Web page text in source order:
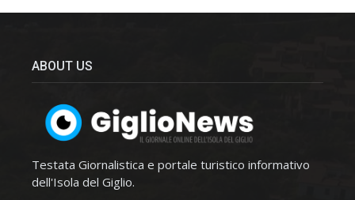
ABOUT US
Testata Giornalistica e portale turistico informativo
dell'Isola del Giglio.